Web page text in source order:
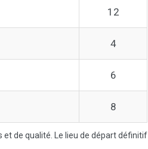
12
4
6
8
de qualité. Le lieu de départ définitif